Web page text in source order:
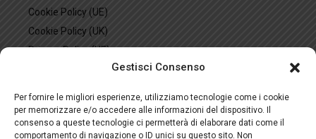
Gestisci Consenso
Per fornire le migliori esperienze, utilizziamo tecnologie come i cookie
per memorizzare e/o accedere alle informazioni del dispositivo. Il
consenso a queste tecnologie ci permetterà di elaborare dati come il
comportamento di navigazione o ID unici su questo sito. Non
Cookie Policy (UE)
Cookie Policy (UK)
Privacy Policy (UE)
Imprint
Descargo de responsabilidad